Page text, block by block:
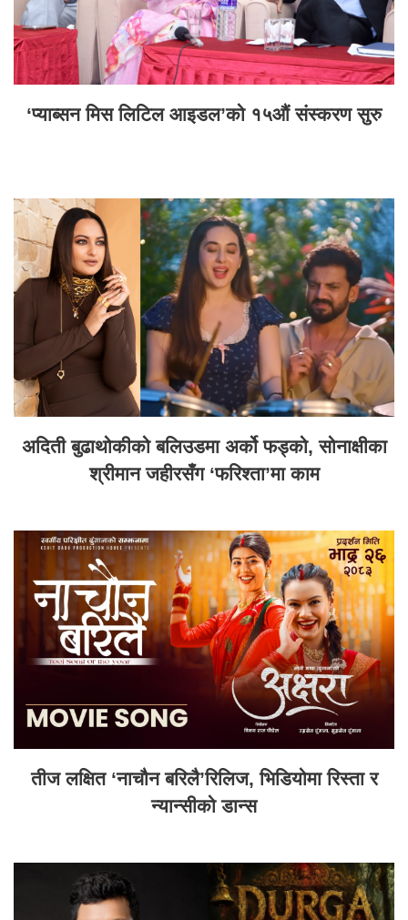
‘प्याब्सन मिस लिटिल आइडल’को १५औं संस्करण सुरु
अदिती बुढाथोकीको बलिउडमा अर्को फड्को, सोनाक्षीका
श्रीमान जहीरसँग ‘फरिश्ता’मा काम
तीज लक्षित ‘नाचौन बरिलै’रिलिज, भिडियोमा रिस्ता र
न्यान्सीको डान्स